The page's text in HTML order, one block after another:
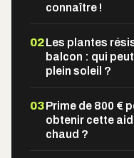
connaître !
02Les plantes
balcon : qui
plein soleil ?
03Prime de 800 €
obtenir cette
chaud ?